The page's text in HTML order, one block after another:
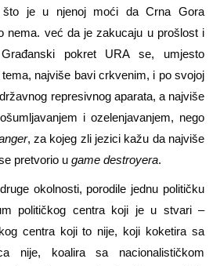
je u njenoj moći da Crna Gora
nema. već da je zakucaju u prošlost i
pokret URA se, umjesto
najviše bavi crkvenim, i po svojoj
represivnog aparata, a najviše
i ozelenjavanjem, nego
, za kojeg zli jezici kažu da najviše
pretvorio u game destroyera.
okolnosti, porodile jednu političku
političkog centra koji je u stvari –
centra koji to nije, koji koketira sa
nije, koalira sa nacionalističkom